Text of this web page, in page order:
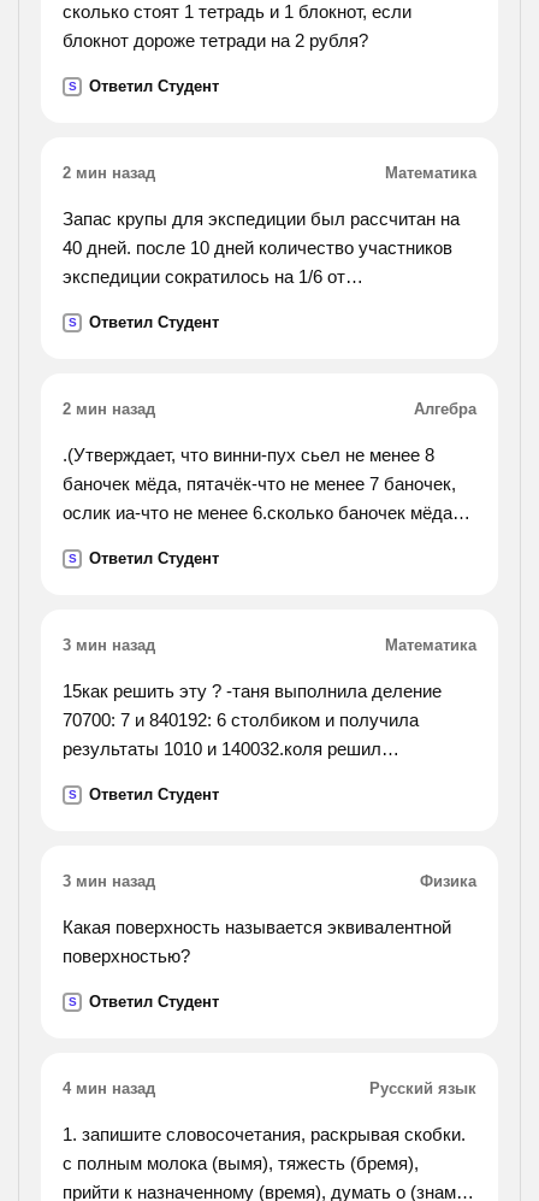
сколько стоят 1 тетрадь и 1 блокнот, если
блокнот дороже тетради на 2 рубля?
S Ответил Студент
2 мин назад Математика
Запас крупы для экспедиции был рассчитан на
40 дней. после 10 дней количество участников
экспедиции сократилось на 1/6 от
возросла на 1/8 от запланированной. на сколько
S Ответил Студент
2 мин назад Алгебра
.(Утверждает, что винни-пух сьел не менее 8
баночек мёда, пятачёк-что не менее 7 баночек,
ослик иа-что не менее 6.сколько баночек мёда
утверждений истинно только одно?).
S Ответил Студент
3 мин назад Математика
15как решить эту ? -таня выполнила деление
70700: 7 и 840192: 6 столбиком и получила
результаты 1010 и 140032.коля решил
миниклькулятора и получил результаты 1010 и
S Ответил Студент
3 мин назад Физика
Какая поверхность называется эквивалентной
поверхностью?
S Ответил Студент
4 мин назад Русский язык
1. запишите словосочетания, раскрывая скобки.
с полным молока (вымя), тяжесть (бремя),
прийти к назначенному (время), думать о (знамя),